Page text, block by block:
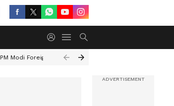
PM Modi Foreign Travel Expenditure